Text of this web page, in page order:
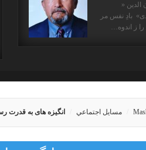
الدین «
بادِ نفس مر
را ز اندوه…
مسايل اجتماعي انگیزه های به قدرت